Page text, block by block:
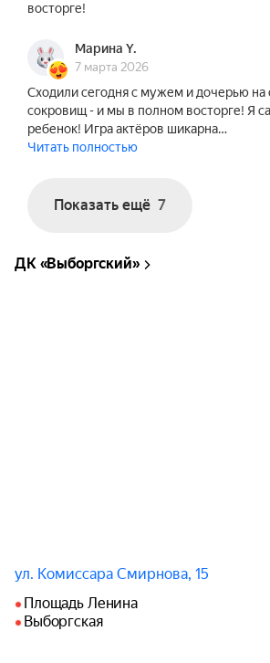
восторге!
Марина Y.
7 марта 2026
Сходили сегодня с мужем и дочерью на
сокровищ - и мы в полном восторге! Я
ребенок! Игра актёров шикарна…
Читать полностью
Показать ещё 7
ДК «Выборгский»
ул. Комиссара Смирнова, 15
Площадь Ленина
Выборгская